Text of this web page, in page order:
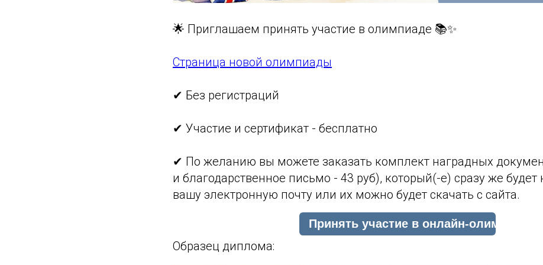
🌟 Приглашаем принять участие в олимпиаде 📚✨
Страница новой олимпиады
✔ Без регистраций
✔ Участие и сертификат - бесплатно
✔ По желанию вы можете заказать комплект наградных
и благодарственное письмо - 43 руб), который(-е) сразу же будет
вашу электронную почту или их можно будет скачать с сайта.
Образец диплома: